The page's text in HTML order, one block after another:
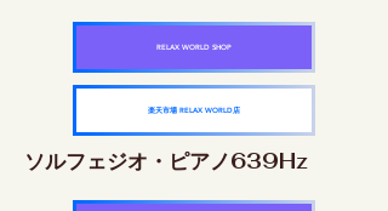
RELAX WORLD SHOP
楽天市場 RELAX WORLD店
ソルフェジオ・ピアノ639Hz